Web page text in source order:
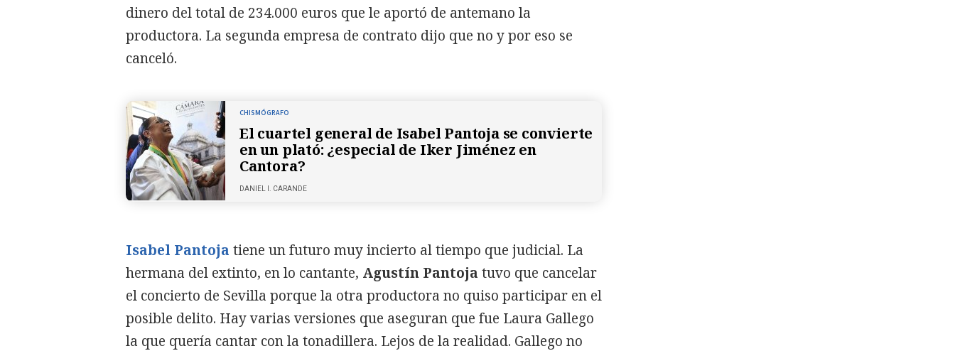
dinero del total de 234.000 euros que le aportó de antemano la
productora. La segunda empresa de contrato dijo que no y por eso se
canceló.
CHISMÓGRAFO
El cuartel general de Isabel Pantoja se convierte
en un plató: ¿especial de Iker Jiménez en
Cantora?
DANIEL I. CARANDE
Isabel Pantoja tiene un futuro muy incierto al tiempo que judicial. La
hermana del extinto, en lo cantante, Agustín Pantoja tuvo que cancelar
el concierto de Sevilla porque la otra productora no quiso participar en el
posible delito. Hay varias versiones que aseguran que fue Laura Gallego
la que quería cantar con la tonadillera. Lejos de la realidad. Gallego no